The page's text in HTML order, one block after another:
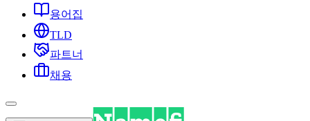
용어집
TLD
파트너
채용